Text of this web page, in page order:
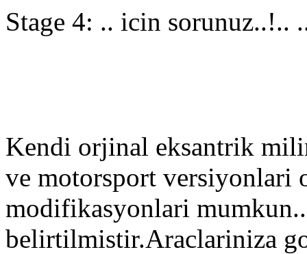
Stage 4: .. icin sorunuz..!..
Kendi orjinal eksantrik
ve motorsport
modifikasyonlari
belirtilmistir.Araclariniza